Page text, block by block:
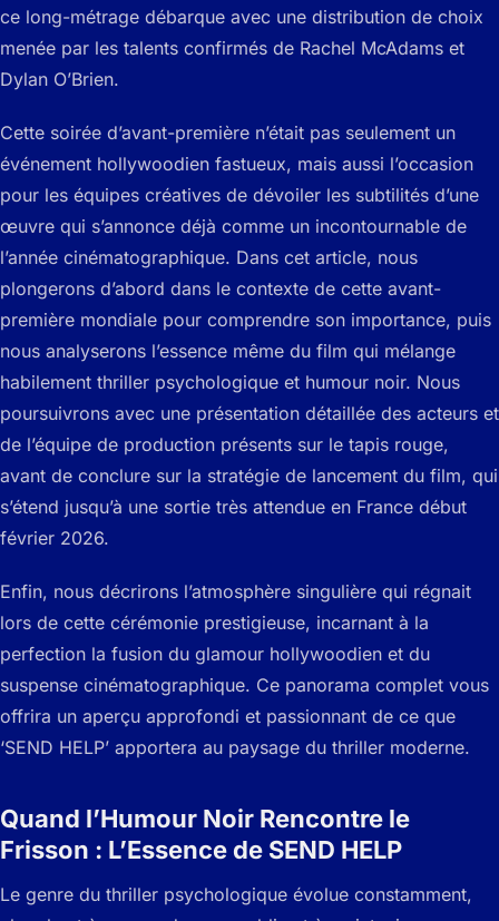
ce long-métrage débarque avec une distribution de choix
menée par les talents confirmés de Rachel McAdams et
Dylan O’Brien.
Cette soirée d’avant-première n’était pas seulement un
événement hollywoodien fastueux, mais aussi l’occasion
pour les équipes créatives de dévoiler les subtilités d’une
œuvre qui s’annonce déjà comme un incontournable de
l’année cinématographique. Dans cet article, nous
plongerons d’abord dans le contexte de cette avant-
première mondiale pour comprendre son importance, puis
nous analyserons l’essence même du film qui mélange
habilement thriller psychologique et humour noir. Nous
poursuivrons avec une présentation détaillée des acteurs et
de l’équipe de production présents sur le tapis rouge,
avant de conclure sur la stratégie de lancement du film, qui
s’étend jusqu’à une sortie très attendue en France début
février 2026.
Enfin, nous décrirons l’atmosphère singulière qui régnait
lors de cette cérémonie prestigieuse, incarnant à la
perfection la fusion du glamour hollywoodien et du
suspense cinématographique. Ce panorama complet vous
offrira un aperçu approfondi et passionnant de ce que
‘SEND HELP’ apportera au paysage du thriller moderne.
Quand l’Humour Noir Rencontre le
Frisson : L’Essence de SEND HELP
Le genre du thriller psychologique évolue constamment,